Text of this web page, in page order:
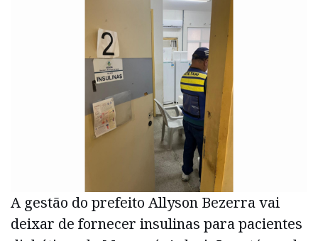
A gestão do prefeito Allyson Bezerra vai
deixar de fornecer insulinas para pacientes